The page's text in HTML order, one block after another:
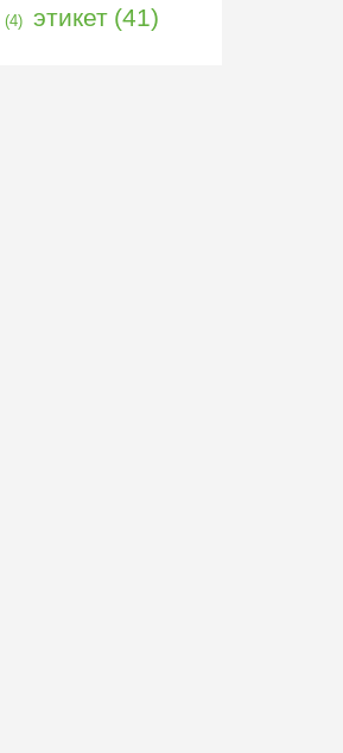
(4) этикет (41)